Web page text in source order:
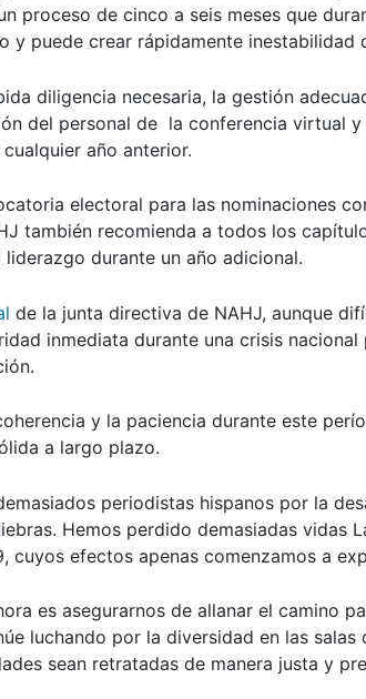
proceso de cinco a seis meses que
y puede crear rápidamente inestabilidad
diligencia necesaria, la gestión
del personal de la conferencia virtual
año anterior.
electoral para las nominaciones
también recomienda a todos los
durante un año adicional.
de la junta directiva de NAHJ, aunque
inmediata durante una crisis
y la paciencia durante este
a largo plazo.
periodistas hispanos por la
Hemos perdido demasiadas vidas
cuyos efectos apenas comenzamos a
es asegurarnos de allanar el camino
luchando por la diversidad en las
sean retratadas de manera justa y